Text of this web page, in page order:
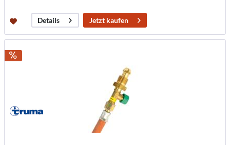
Details Jetzt kaufen